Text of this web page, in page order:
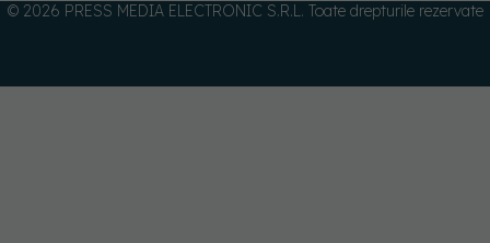
© 2026 PRESS MEDIA ELECTRONIC S.R.L. Toate drepturile rezervate